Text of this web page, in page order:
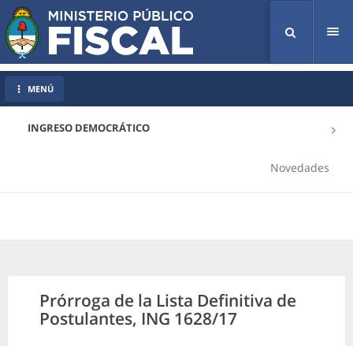
INGRESO DEMOCRÁTICO
Novedades
MENÚ
Prórroga de la Lista Definitiva de
Postulantes, ING 1628/17